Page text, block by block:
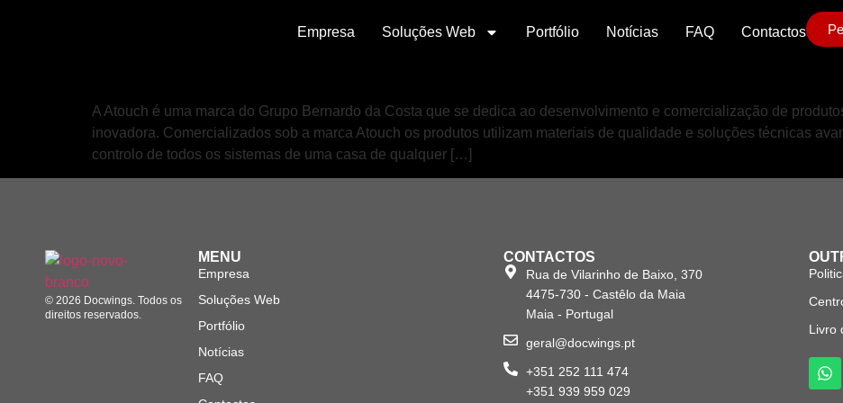
Empresa Soluções Web Portfólio Notícias FAQ Contactos
A Atouch é uma marca do Grupo Bernardo da Costa que se dedica ao desenvolvimento e comercialização de
inovadora. Comercializados sob a marca Atouch os produtos utilizam materiais de qualidade e soluções técnicas
controlo de todos os sistemas de uma casa de qualquer […]
© 2026 Docwings. Todos os
direitos reservados.
MENU
Empresa
Soluções Web
Portfólio
Notícias
FAQ
CONTACTOS
Rua de Vilarinho de Baixo, 370
4475-730 - Castêlo da Maia
Maia - Portugal
geral@docwings.pt
+351 252 111 474
+351 939 959 029
Livro